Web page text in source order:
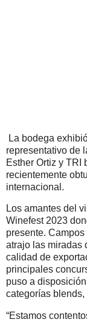
La bodega
representativo de
Esther Ortiz y TRI
recientemente
internacional.
Los amantes del
Winefest 2023
presente.
atrajo las miradas
calidad de
principales
puso a
categorías
“Estamos